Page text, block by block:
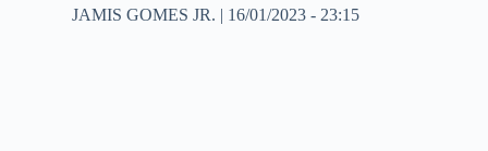
JAMIS GOMES JR. | 16/01/2023 - 23:15